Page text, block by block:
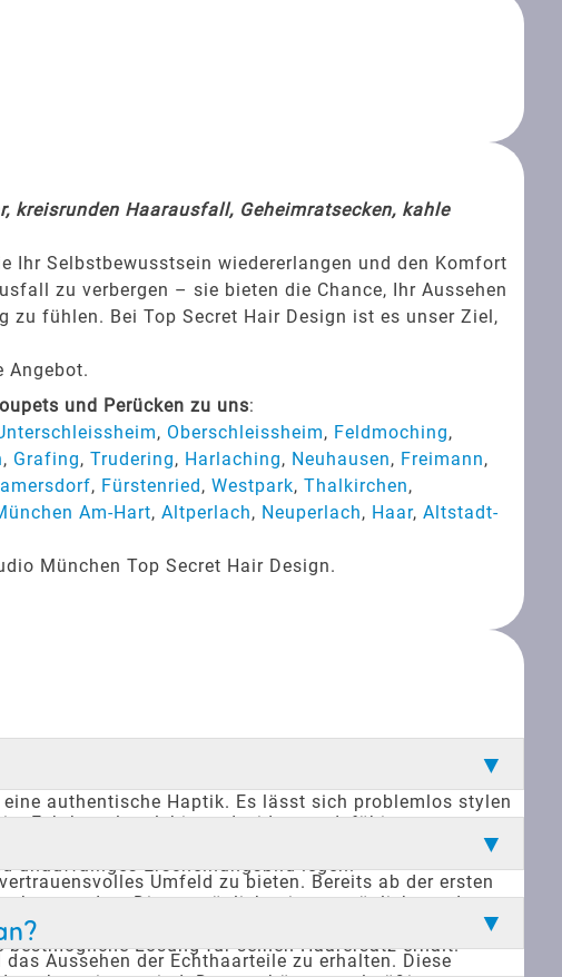
kreisrunden Haarausfall, Geheimratsecken, kahle
Ihr Selbstbewusstsein wiedererlangen und den Komfort
zu verbergen – sie bieten die Chance, Ihr Aussehen
fühlen. Bei Top Secret Hair Design ist es unser Ziel,
Angebot.
und Perücken zu uns:
, Oberschleissheim, Feldmoching,
, Grafing, Trudering, Harlaching, Neuhausen, Freimann,
, Fürstenried, Westpark, Thalkirchen,
Am-Hart, Altperlach, Neuperlach, Haar, Altstadt-
München Top Secret Hair Design.
authentische Haptik. Es lässt sich problemlos stylen
Echthaar langlebig und widerstandsfähig, was es zu
getragen werden, ohne an Halt zu verlieren. Diese
unauffälliges Erscheinungsbild legen.
Umfeld zu bieten. Bereits ab der ersten
werden. Dies ermöglicht eine persönliche und
sorgt dafür, dass sich Kunden wohlfühlen und
bestmögliche Lösung für seinen Haarersatz erhält.
Aussehen der Echthaarteile zu erhalten. Diese